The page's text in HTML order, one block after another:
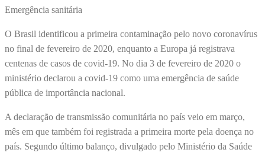
Emergência sanitária
O Brasil identificou a primeira contaminação pelo novo coronavírus
no final de fevereiro de 2020, enquanto a Europa já registrava
centenas de casos de covid-19. No dia 3 de fevereiro de 2020 o
ministério declarou a covid-19 como uma emergência de saúde
pública de importância nacional.
A declaração de transmissão comunitária no país veio em março,
mês em que também foi registrada a primeira morte pela doença no
país. Segundo último balanço, divulgado pelo Ministério da Saúde